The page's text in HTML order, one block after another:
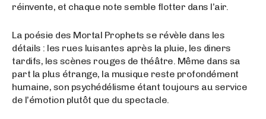
réinvente, et chaque note semble flotter dans l’air.
La poésie des Mortal Prophets se révèle dans les
détails : les rues luisantes après la pluie, les diners
tardifs, les scènes rouges de théâtre. Même dans sa
part la plus étrange, la musique reste profondément
humaine, son psychédélisme étant toujours au service
de l’émotion plutôt que du spectacle.